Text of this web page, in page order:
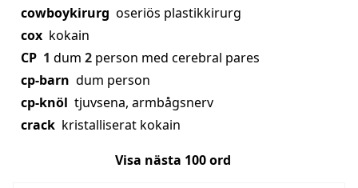
cowboykirurg oseriös plastikkirurg
cox kokain
CP 1 dum 2 person med cerebral pares
cp-barn dum person
cp-knöl tjuvsena, armbågsnerv
crack kristalliserat kokain
Visa nästa 100ord